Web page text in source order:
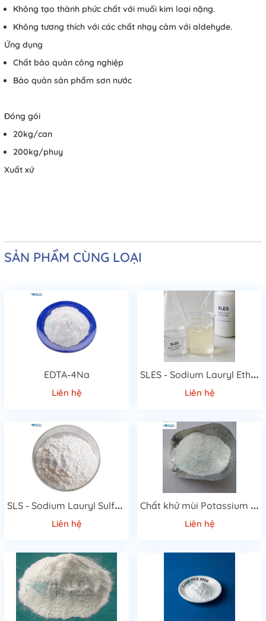
Không tạo thành phức chất với muối kim loại nặng.
Không tương thích với các chất nhạy cảm với aldehyde.
Ứng dụng
Chất bảo quản công nghiệp
Bảo quản sản phẩm sơn nước
Đóng gói
20kg/can
200kg/phuy
Xuất xứ
SẢN PHẨM CÙNG LOẠI
EDTA-4Na
Liên hệ
S
LES - Sodium Lauryl Ether Sulfate 70%
Liên hệ
S
LS - Sodium Lauryl Sulfate
Liên hệ
C
hất khử mùi Potassium monopersulfate Compound
Liên hệ